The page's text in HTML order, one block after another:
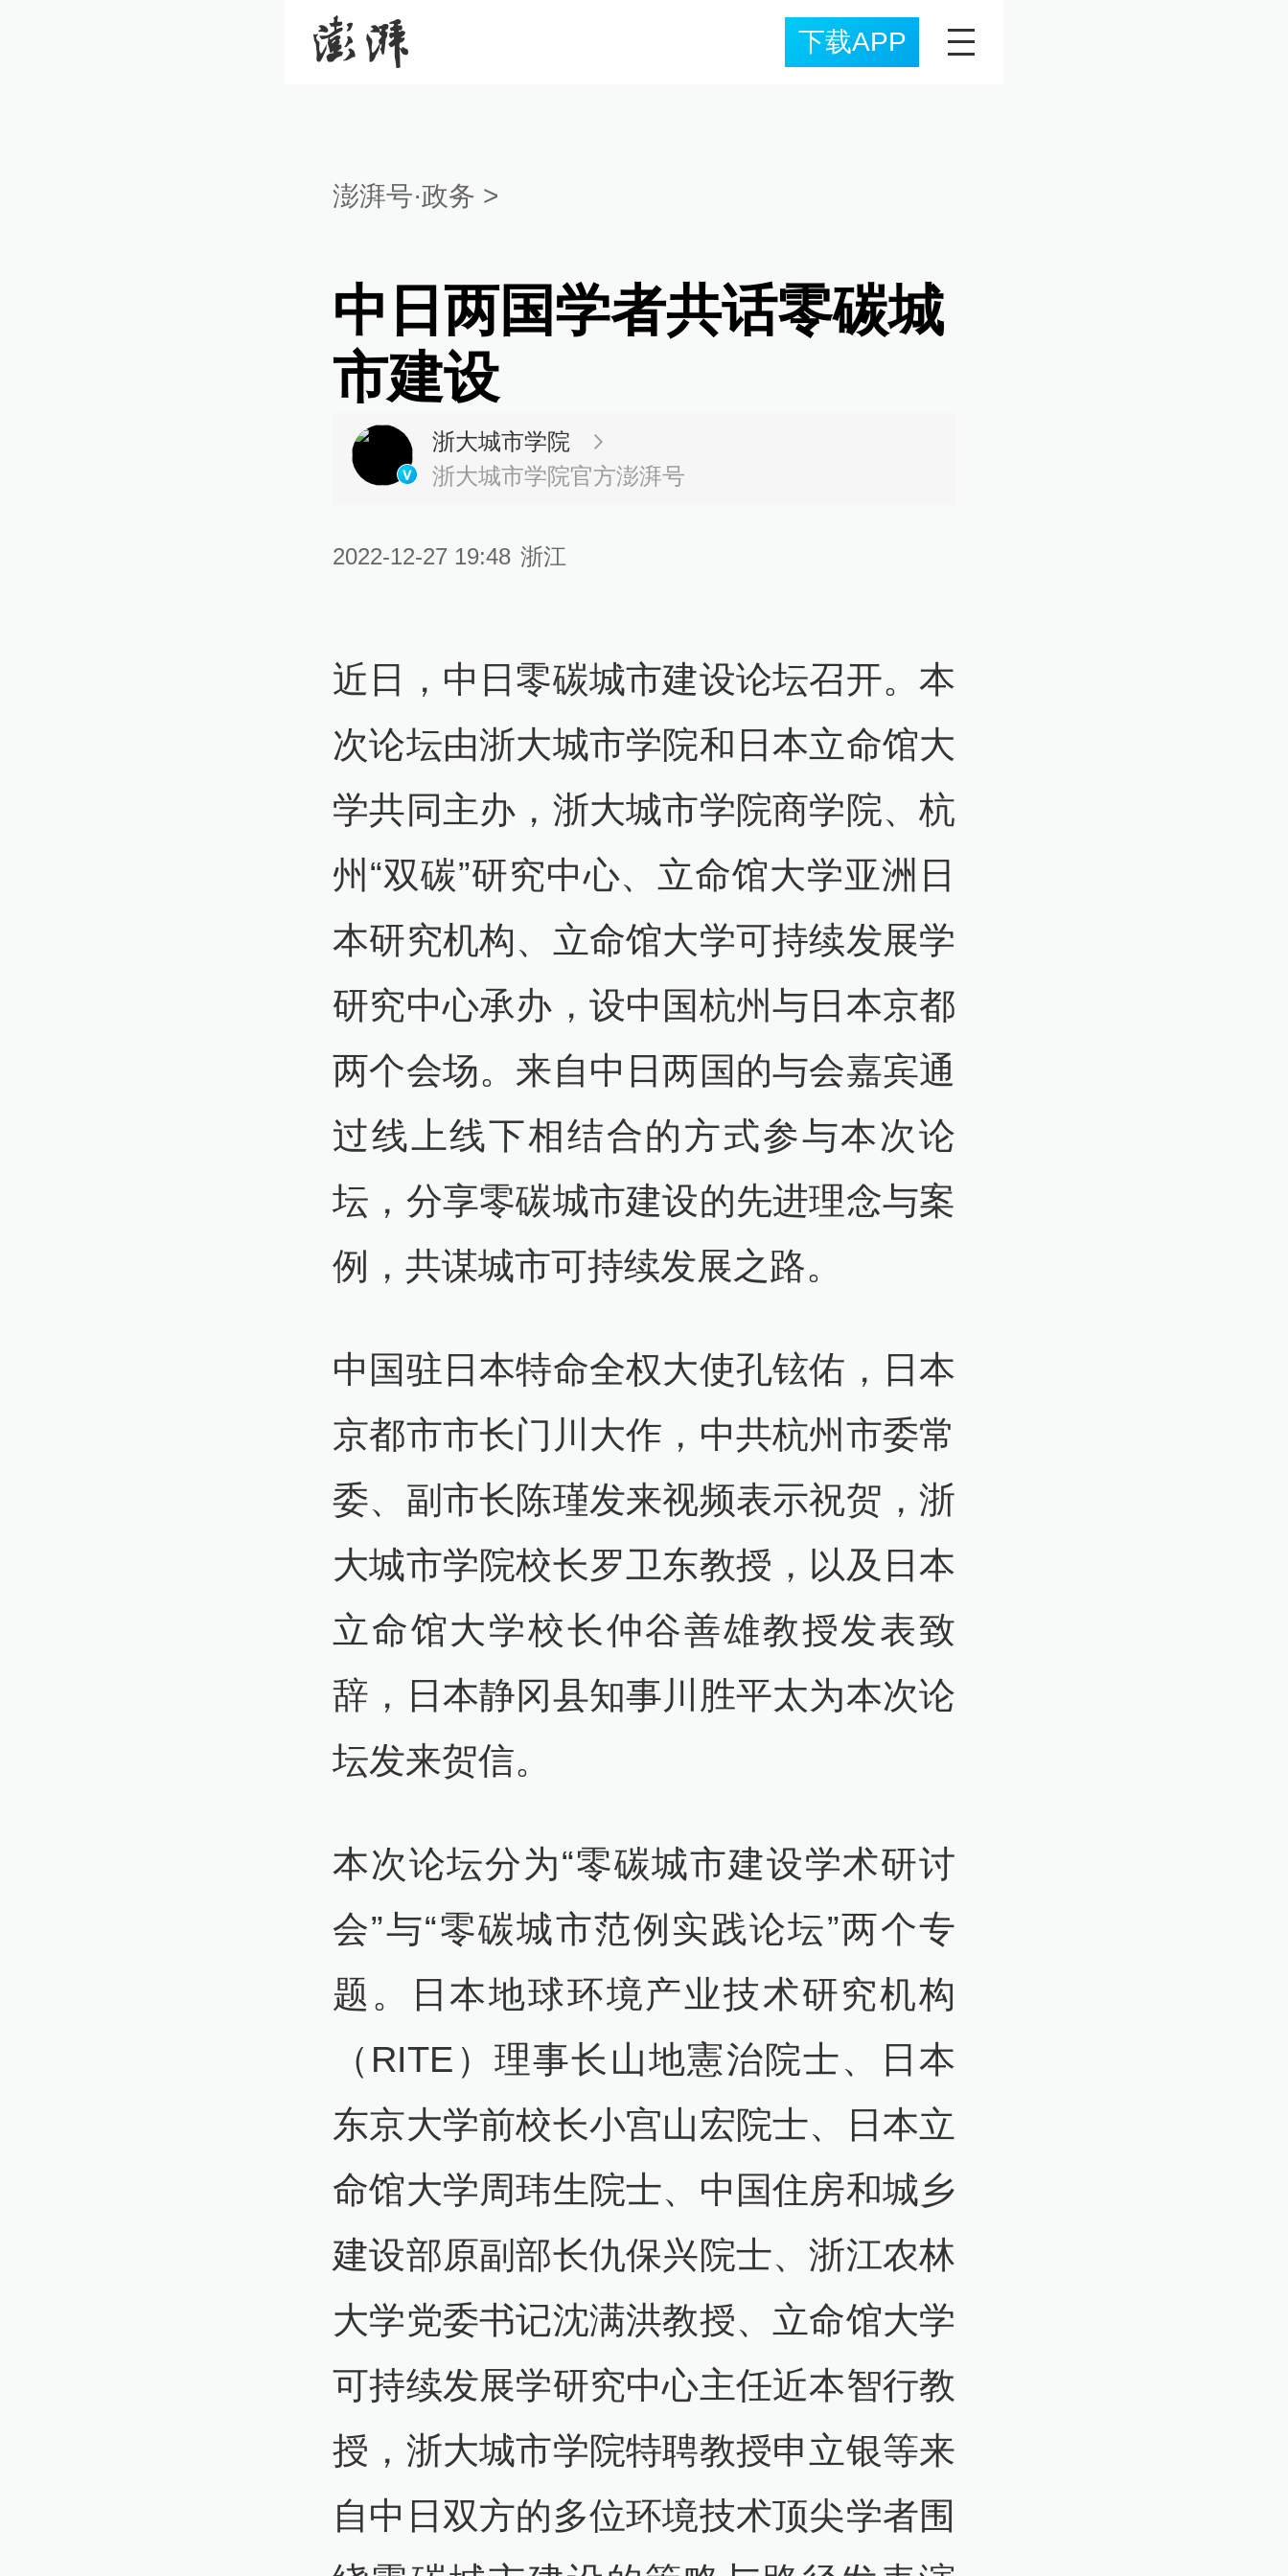
下载APP
澎湃号·政务 >
中日两国学者共话零碳城
市建设
浙大城市学院
浙大城市学院官方澎湃号
2022-12-27 19:48 浙江
近日，中日零碳城市建设论坛召开。本
次论坛由浙大城市学院和日本立命馆大
学共同主办，浙大城市学院商学院、杭
州“双碳”研究中心、立命馆大学亚洲日
本研究机构、立命馆大学可持续发展学
研究中心承办，设中国杭州与日本京都
两个会场。来自中日两国的与会嘉宾通
过线上线下相结合的方式参与本次论
坛，分享零碳城市建设的先进理念与案
例，共谋城市可持续发展之路。
中国驻日本特命全权大使孔铉佑，日本
京都市市长门川大作，中共杭州市委常
委、副市长陈瑾发来视频表示祝贺，浙
大城市学院校长罗卫东教授，以及日本
立命馆大学校长仲谷善雄教授发表致
辞，日本静冈县知事川胜平太为本次论
坛发来贺信。
本次论坛分为“零碳城市建设学术研讨
会”与“零碳城市范例实践论坛”两个专
题。日本地球环境产业技术研究机构
（RITE）理事长山地憲治院士、日本
东京大学前校长小宫山宏院士、日本立
命馆大学周玮生院士、中国住房和城乡
建设部原副部长仇保兴院士、浙江农林
大学党委书记沈满洪教授、立命馆大学
可持续发展学研究中心主任近本智行教
授，浙大城市学院特聘教授申立银等来
自中日双方的多位环境技术顶尖学者围